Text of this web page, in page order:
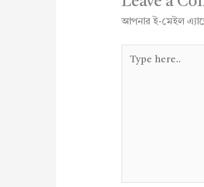
আপনার ই-মেইল
here..